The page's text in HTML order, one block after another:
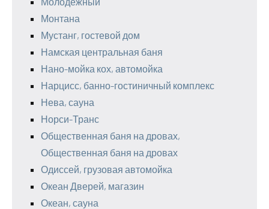
Монтана
Мустанг, гостевой дом
Намская центральная баня
Нано-мойка кох, автомойка
Нарцисс, банно-гостиничный комплекс
Нева, сауна
Норси-Транс
Общественная баня на дровах,
Общественная баня на дровах
Одиссей, грузовая автомойка
Океан Дверей, магазин
Океан, сауна